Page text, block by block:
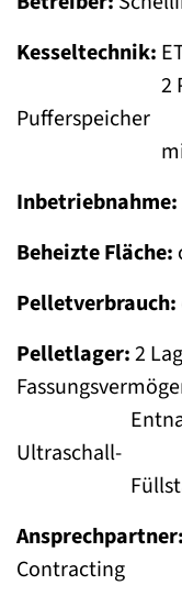
Kesseltechnik:
2
Pufferspeicher
mit
Inbetriebnahme:
Beheizte Fläche:
Pelletverbrauch:
Pelletlager:2
Ultraschall-
Ansprechpartner:
Contracting